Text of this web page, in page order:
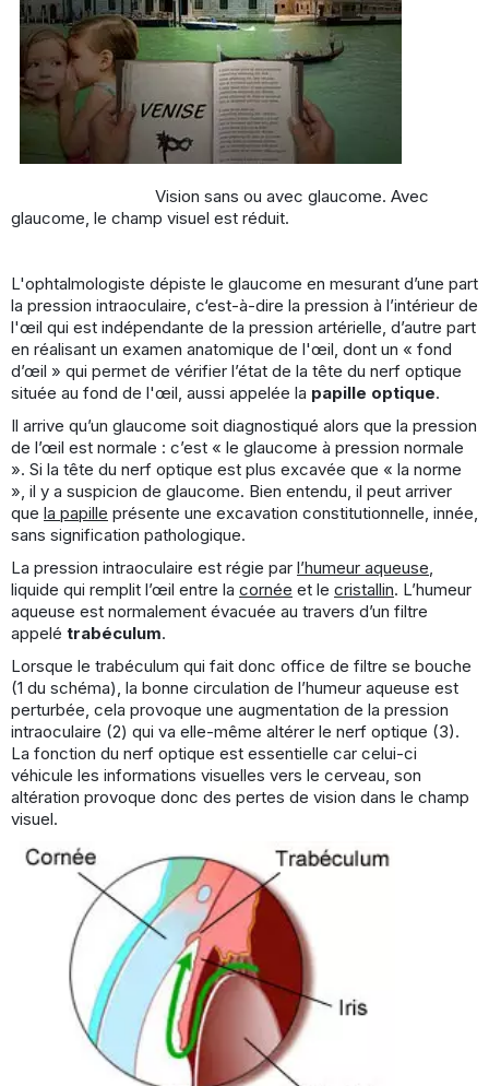
Vision sans ou avec glaucome. Avec
glaucome, le champ visuel est réduit.
L'ophtalmologiste dépiste le glaucome en mesurant d’une part
la pression intraoculaire, c‘est-à-dire la pression à l’intérieur de
l'œil qui est indépendante de la pression artérielle, d’autre part
en réalisant un examen anatomique de l'œil, dont un « fond
d’œil » qui permet de vérifier l’état de la tête du nerf optique
située au fond de l'œil, aussi appelée la papille optique.
Il arrive qu’un glaucome soit diagnostiqué alors que la pression
de l’œil est normale : c’est « le glaucome à pression normale
». Si la tête du nerf optique est plus excavée que « la norme
», il y a suspicion de glaucome. Bien entendu, il peut arriver
que la papille présente une excavation constitutionnelle, innée,
sans signification pathologique.
La pression intraoculaire est régie par l’humeur aqueuse,
liquide qui remplit l’œil entre la cornée et le cristallin. L’humeur
aqueuse est normalement évacuée au travers d’un filtre
appelé trabéculum.
Lorsque le trabéculum qui fait donc office de filtre se bouche
(1 du schéma), la bonne circulation de l’humeur aqueuse est
perturbée, cela provoque une augmentation de la pression
intraoculaire (2) qui va elle-même altérer le nerf optique (3).
La fonction du nerf optique est essentielle car celui-ci
véhicule les informations visuelles vers le cerveau, son
altération provoque donc des pertes de vision dans le champ
visuel.